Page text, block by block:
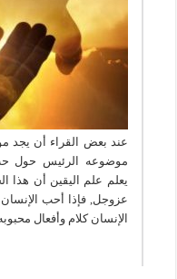
عند بعض القراء أن يجد
موضوعه الرئيس حول
يعلم علم اليقين أن هذا
عزوجل, فإذا أحب
الإنسان كلام وأفعال